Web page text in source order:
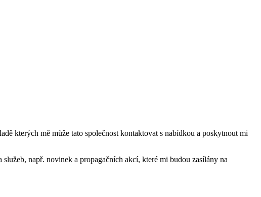
kterých mě může tato společnost kontaktovat s nabídkou a poskytnout mi
např. novinek a propagačních akcí, které mi budou zasílány na